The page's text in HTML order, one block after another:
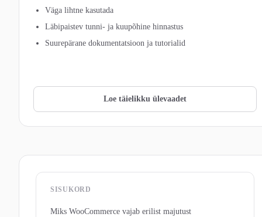
Väga lihtne kasutada
Läbipaistev tunni- ja kuupõhine hinnastus
Suurepärane dokumentatsioon ja tutorialid
Loe täielikku ülevaadet
SISUKORD
Miks WooCommerce vajab erilist majutust